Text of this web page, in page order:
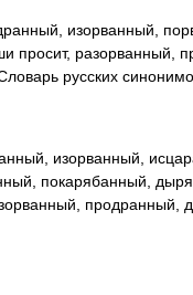
изорванный,
просит, разорванный,
русских
изорванный,
покарябанный,